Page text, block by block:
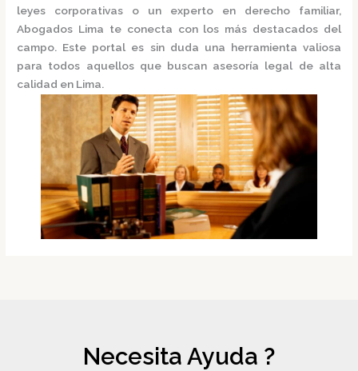
leyes corporativas o un experto en derecho familiar,
Abogados Lima te conecta con los más destacados del
campo. Este portal es sin duda una herramienta valiosa
para todos aquellos que buscan asesoría legal de alta
calidad en Lima.
Necesita Ayuda ?